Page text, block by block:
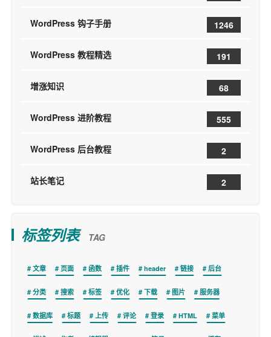
WordPress 钩子手册 1246
WordPress 教程精选 191
增涨知识 68
WordPress 进阶教程 555
WordPress 后台教程 2
站长笔记 2
标签列表 TAG
文章 页面 函数 插件 header 链接 后台
分类 搜索 标签 优化 下载 图片 服务器
数据库 标题 上传 评论 登录 HTML 菜单